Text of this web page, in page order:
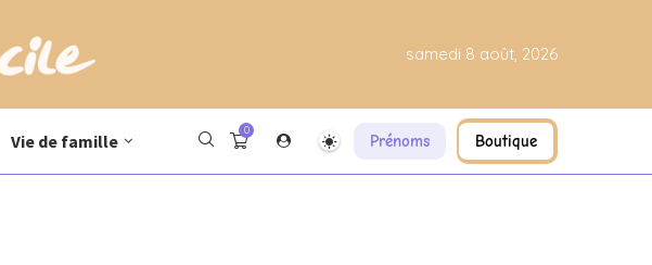
samedi 8 août, 2026
Vie de famille
0
Prénoms Boutique